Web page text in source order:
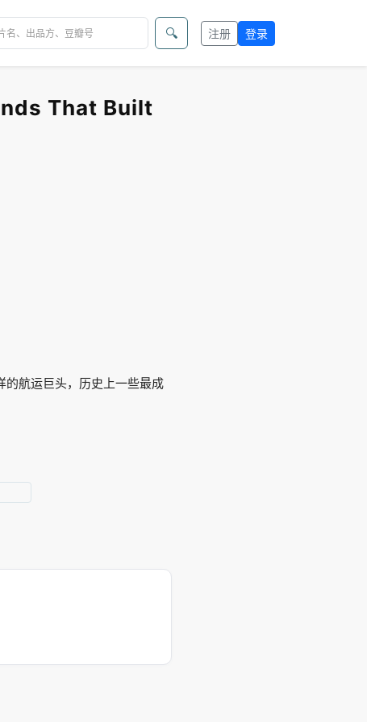
🔍 注册 登录
That Built
航运巨头，历史上一些最成